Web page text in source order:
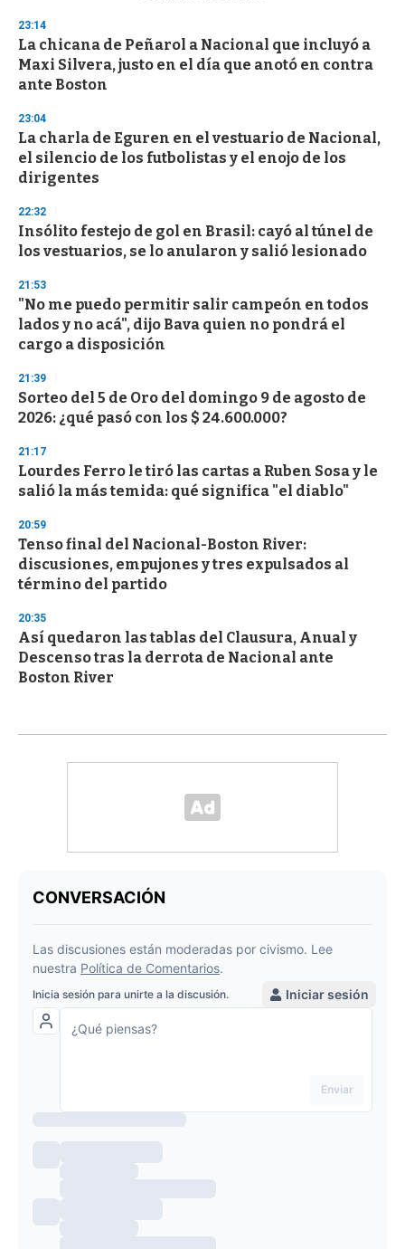
d
s
o
f
3
s
e
c
o
n
s
23:14
La chicana de Peñarol a Nacional que incluyó a
Maxi Silvera, justo en el día que anotó en contra
ante Boston
23:04
La charla de Eguren en el vestuario de Nacional,
el silencio de los futbolistas y el enojo de los
dirigentes
22:32
Insólito festejo de gol en Brasil: cayó al túnel de
los vestuarios, se lo anularon y salió lesionado
21:53
"No me puedo permitir salir campeón en todos
lados y no acá", dijo Bava quien no pondrá el
cargo a disposición
21:39
Sorteo del 5 de Oro del domingo 9 de agosto de
2026: ¿qué pasó con los $ 24.600.000?
21:17
Lourdes Ferro le tiró las cartas a Ruben Sosa y le
salió la más temida: qué significa "el diablo"
20:59
Tenso final del Nacional-Boston River:
discusiones, empujones y tres expulsados al
término del partido
20:35
Así quedaron las tablas del Clausura, Anual y
Descenso tras la derrota de Nacional ante
Boston River